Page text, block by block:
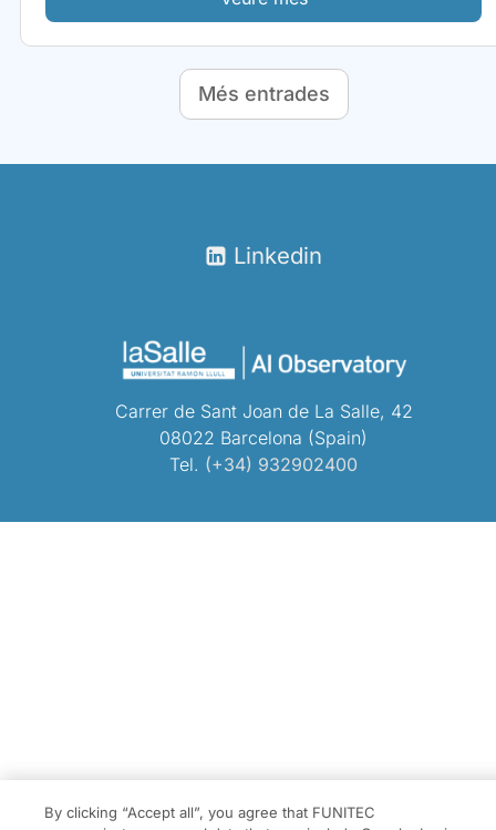
Més entrades
Linkedin
Carrer de Sant Joan de La Salle, 42
08022 Barcelona (Spain)
Tel. (+34) 932902400
By clicking “Accept all”, you agree that FUNITEC